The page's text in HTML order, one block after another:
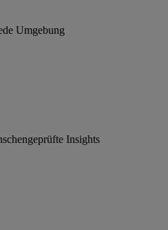
Umgebung
Insights